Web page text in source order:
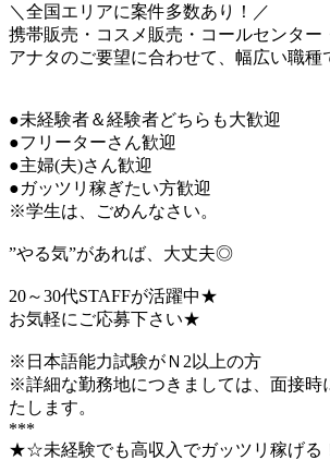
＼全国エリアに案件多数あり！／
携帯販売・コスメ販売・コールセンター
アナタのご要望に合わせて、幅広い職種
●未経験者＆経験者どちらも大歓迎
●フリーターさん歓迎
●主婦(夫)さん歓迎
●ガッツリ稼ぎたい方歓迎
※学生は、ごめんなさい。
”やる気”があれば、大丈夫◎
20～30代STAFFが活躍中★
お気軽にご応募下さい★
※日本語能力試験がＮ2以上の方
※詳細な勤務地につきましては、面接時
たします。
***
★☆未経験でも高収入でガッツリ稼げ